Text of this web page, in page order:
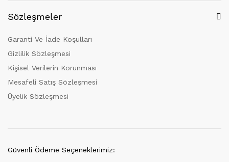
Sözleşmeler
Garanti Ve İade Koşulları
Gizlilik Sözleşmesi
Kişisel Verilerin Korunması
Mesafeli Satış Sözleşmesi
Üyelik Sözleşmesi
Güvenli Ödeme Seçeneklerimiz: